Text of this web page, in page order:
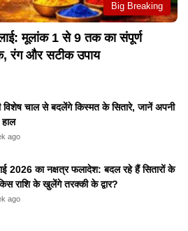
Big Breaking
मूलांक 1 से 9 तक का संपूर्ण
रंग और सटीक उपाय
विशेष चाल से बदलेंगे किस्मत के सितारे, जानें अपनी
हाल
ago
2026 का नक्षत्र फलादेश: बदल रहे हैं सितारों के
राशि के खुलेंगे तरक्की के द्वार?
ago